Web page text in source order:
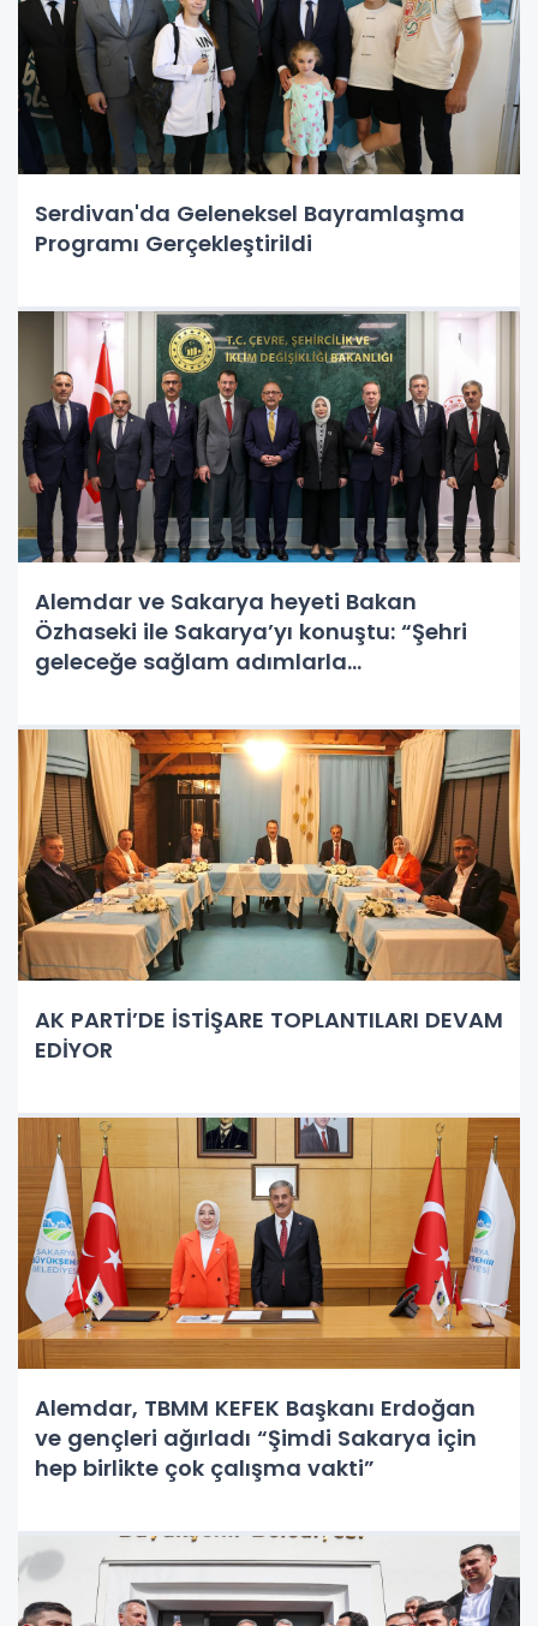
Serdivan'da Geleneksel Bayramlaşma
Programı Gerçekleştirildi
Alemdar ve Sakarya heyeti Bakan
Özhaseki ile Sakarya’yı konuştu: “Şehri
geleceğe sağlam adımlarla
AK PARTİ’DE İSTİŞARE TOPLANTILARI DEVAM
EDİYOR
Alemdar, TBMM KEFEK Başkanı Erdoğan
ve gençleri ağırladı “Şimdi Sakarya için
hep birlikte çok çalışma vakti”